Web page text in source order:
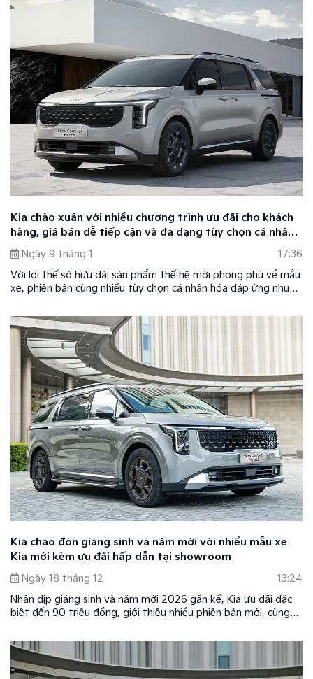
Kia chào xuân với nhiều chương trình ưu đãi cho khách
hàng, giá bán dễ tiếp cận và đa dạng tùy chọn cá nhân
hóa
Ngày 9 tháng 1
17:36
Với lợi thế sở hữu dải sản phẩm thế hệ mới phong phú về mẫu
xe, phiên bản cùng nhiều tùy chọn cá nhân hóa đáp ứng nhu
trên thị trường ô tô Việt Nam.
Kia chào đón giáng sinh và năm mới với nhiều mẫu xe
Kia mới kèm ưu đãi hấp dẫn tại showroom
Ngày 18 tháng 12
13:24
Nhân dịp giáng sinh và năm mới 2026 gần kề, Kia ưu đãi đặc
biệt đến 90 triệu đồng, giới thiệu nhiều phiên bản mới, cùng
quà tặng hấp dẫn tại hệ thống showroom Kia trên toàn quốc.